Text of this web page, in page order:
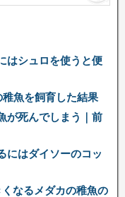
はシュロを使うと便
魚を飼育した結果
が死んでしまう｜前
にはダイソーのコッ
なるメダカの稚魚の